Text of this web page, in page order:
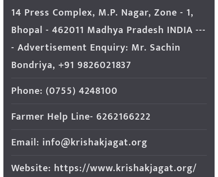
14 Press Complex, M.P. Nagar, Zone - 1,
Bhopal - 462011 Madhya Pradesh INDIA ---
- Advertisement Enquiry: Mr. Sachin
Bondriya, +91 9826021837
Phone: (0755) 4248100
Farmer Help Line- 6262166222
Email: info@krishakjagat.org
Website: https://www.krishakjagat.org/